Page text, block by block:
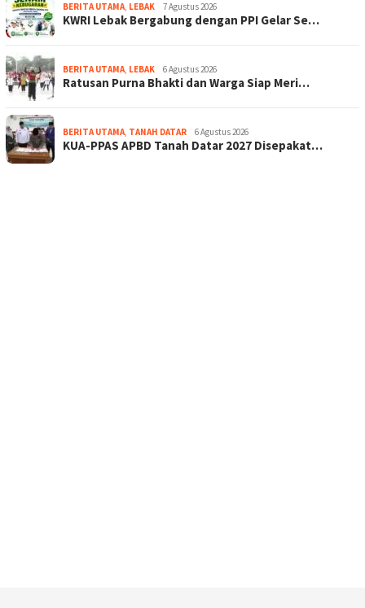
BERITA UTAMA, LEBAK 7 Agustus 2026
KWRI Lebak Bergabung dengan PPI Gelar Se…
BERITA UTAMA, LEBAK 6 Agustus 2026
Ratusan Purna Bhakti dan Warga Siap Meri…
BERITA UTAMA, TANAH DATAR 6 Agustus 2026
KUA-PPAS APBD Tanah Datar 2027 Disepakat…